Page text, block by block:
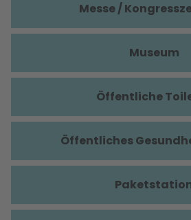
Messe /
Museum
Öffentliche
Öffentliches